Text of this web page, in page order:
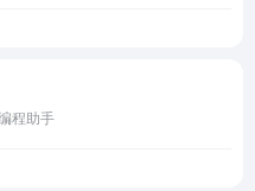
程助手